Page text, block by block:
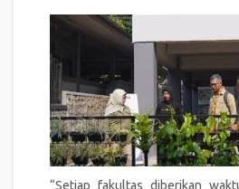
“Setiap fakultas diberikan